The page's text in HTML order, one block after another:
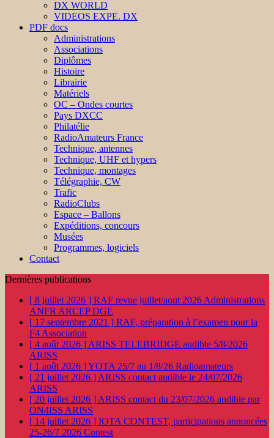
DX WORLD
VIDEOS EXPE. DX
PDF docs
Administrations
Associations
Diplômes
Histoire
Librairie
Matériels
OC – Ondes courtes
Pays DXCC
Philatélie
RadioAmateurs France
Technique, antennes
Technique, UHF et hypers
Technique, montages
Télégraphie, CW
Trafic
RadioClubs
Espace – Ballons
Expéditions, concours
Musées
Programmes, logiciels
Contact
Dernières publications
[ 8 juillet 2026 ] RAF revue juillet/aout 2026 Administrations
ANFR ARCEP DGE
[ 17 septembre 2021 ] RAF, préparation à l’examen pour la
F4 Association
[ 4 août 2026 ] ARISS TELEBRIDGE audible 5/8/2026
ARISS
[ 1 août 2026 ]YOTA 25/7 au 1/8/26 Radioamateurs
[ 21 juillet 2026 ] ARISS contact audible le 24/07/2026
ARISS
[ 20 juillet 2026 ] ARISS contact du 23/07/2026 audible par
ON4ISS ARISS
[ 14 juillet 2026 ] IOTA CONTEST, participations annoncées
25-26/7 2026 Contest